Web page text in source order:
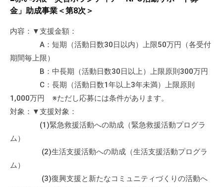
金」助成事業＜第8次＞
内容：▼支援金額：
A：短期（活動日数30日以内）上限50万円（各受付
期間毎上限）
B：中長期（活動日数30日以上）上限原則300万円
C：長期（活動日数1年以上3年未満）上限原則
1,000万円 ※ただし応募には条件があります。
対象：▼支援対象：
(1)緊急救援活動への助成（緊急救援活動プログラ
ム）
(2)生活支援活動への助成（生活支援活動プログラ
ム）
(3)復興支援と新たなコミュニティづくりの活動へ